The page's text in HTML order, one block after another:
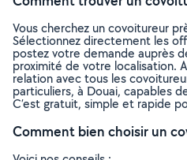
Vous cherchez un covoitureur
Sélectionnez directement les
postez votre demande auprès
proximité de votre localisation.
relation avec tous les
particuliers, à Douai, capables
C’est gratuit, simple et rapide
Comment bien choisir un